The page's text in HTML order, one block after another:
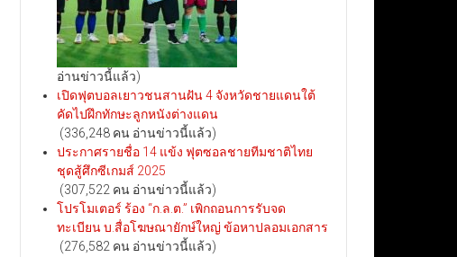
อ่านข่าวนี้แล้ว)
เปิดฟุตบอลเยาวชนสานฝัน 4 จังหวัดชายแดนใต้
คัดไปฝึกทักษะลูกหนังต่างแดน
(336,248 คน อ่านข่าวนี้แล้ว)
ประกาศรายชื่อ 14 แข้ง ฟุตซอลชายทีมชาติไทย
ชุดสู้ศึกซีเกมส์ 2025
(307,522 คน อ่านข่าวนี้แล้ว)
โปรโมเตอร์ ร้อง “ก.ล.ต.” เพิกถอนการรับจด
ทะเบียน บ.สื่อโฆษณายักษ์ใหญ่ ข้อหาปลอมเอกสาร
(276,582 คน อ่านข่าวนี้แล้ว)